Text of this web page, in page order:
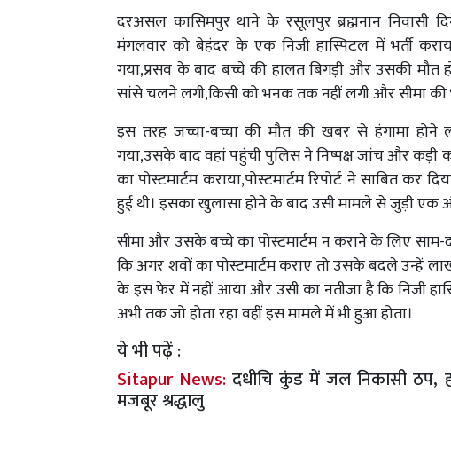
दरअसल कासिमपुर थाने के रसूलपुर ब्रह्मनान निवासी
मंगलवार को बेहंदर के एक निजी हास्पिटल में भर्ती
गया,प्रसव के बाद बच्चे की हालत बिगड़ी और उसकी
सांसे चलने लगी,किसी को भनक तक नहीं लगी और सीमा की
इस तरह जच्चा-बच्चा की मौत की खबर से हंगामा
गया,उसके बाद वहां पहुंची पुलिस ने निष्पक्ष जांच और कड़ी
का पोस्टमार्टम कराया,पोस्टमार्टम रिपोर्ट ने साबित कर
हुई थी। इसका खुलासा होने के बाद उसी मामले से जुड़ी एक
सीमा और उसके बच्चे का पोस्टमार्टम न कराने के लिए
कि अगर शवों का पोस्टमार्टम कराए तो उसके बदले उन्हें
के इस फेर में नहीं आया और उसी का नतीजा है कि निजी
अभी तक जो होता रहा वहीं इस मामले में भी हुआ होता।
ये भी पढ़ें :
Sitapur News:दधीचि कुंड में जल निकासी ठप,
मजबूर श्रद्धालु